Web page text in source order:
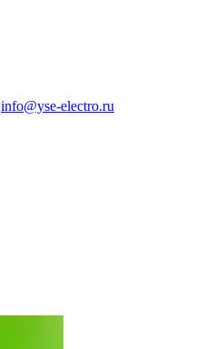
info@yse-electro.ru